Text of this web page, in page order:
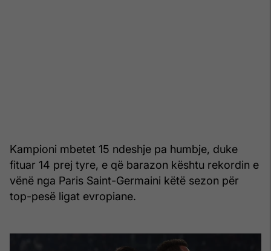
Kampioni mbetet 15 ndeshje pa humbje, duke
fituar 14 prej tyre, e që barazon kështu rekordin e
vënë nga Paris Saint-Germaini këtë sezon për
top-pesë ligat evropiane.